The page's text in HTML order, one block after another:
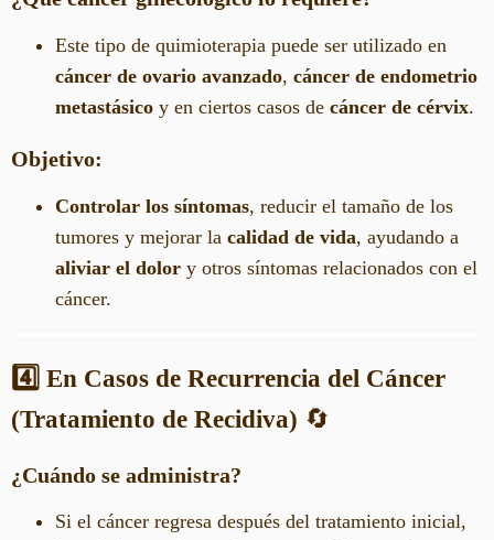
Este tipo de quimioterapia puede ser utilizado en
cáncer de ovario avanzado, cáncer de endometrio
metastásico y en ciertos casos de cáncer de cérvix.
Objetivo:
Controlar los síntomas, reducir el tamaño de los
tumores y mejorar la calidad de vida, ayudando a
aliviar el dolor y otros síntomas relacionados con el
cáncer.
4️⃣ En Casos de Recurrencia del Cáncer
(Tratamiento de Recidiva) 🔄
¿Cuándo se administra?
Si el cáncer regresa después del tratamiento inicial,